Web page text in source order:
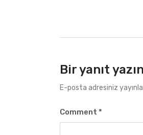
Bir yanıt yazın
E-posta adresiniz
Comment *